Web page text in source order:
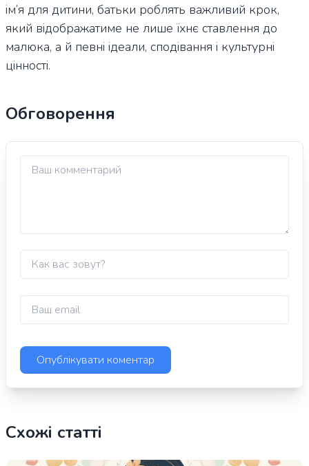
ім’я для дитини, батьки роблять важливий крок,
який відображатиме не лише їхнє ставлення до
малюка, а й певні ідеали, сподівання і культурні
цінності.
Обговорення
Схожі статті